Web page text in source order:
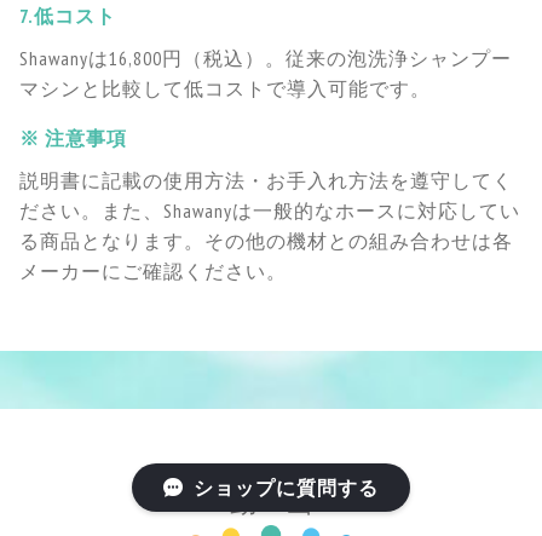
7.低コスト
Shawanyは16,800円（税込）。従来の泡洗浄シャンプー
マシンと比較して低コストで導入可能です。
※ 注意事項
説明書に記載の使用方法・お手入れ方法を遵守してく
ださい。また、Shawanyは一般的なホースに対応してい
る商品となります。その他の機材との組み合わせは各
メーカーにご確認ください。
動 画
ショップに質問する